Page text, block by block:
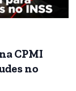
CPMI
no